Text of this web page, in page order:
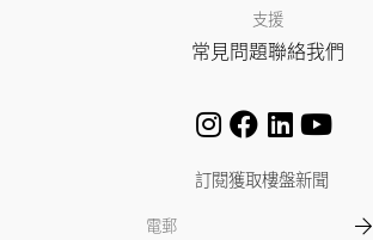
支援
常見問題聯絡我們
訂閱獲取樓盤新聞